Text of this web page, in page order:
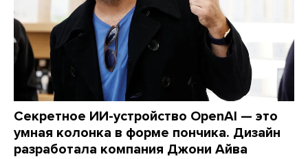
Секретное ИИ-устройство OpenAI — это
умная колонка в форме пончика. Дизайн
разработала компания Джони Айва